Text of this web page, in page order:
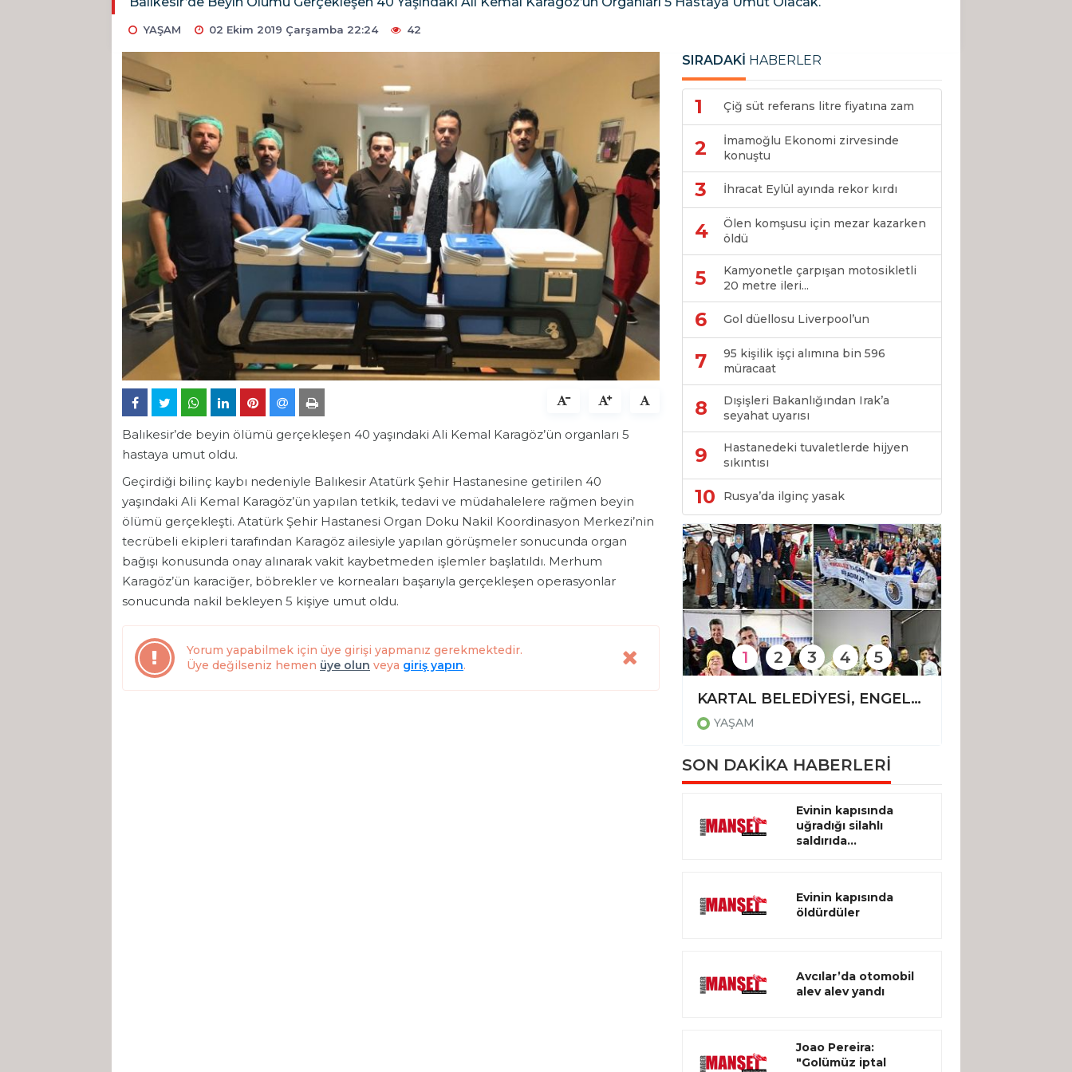
YAŞAM 02 Ekim 2019 Çarşamba 22:24 42
Balıkesir’de beyin ölümü gerçekleşen 40 yaşındaki Ali Kemal Karagöz’ün organları 5
hastaya umut oldu.
Geçirdiği bilinç kaybı nedeniyle Balıkesir Atatürk Şehir Hastanesine getirilen 40
yaşındaki Ali Kemal Karagöz’ün yapılan tetkik, tedavi ve müdahalelere rağmen beyin
ölümü gerçekleşti. Atatürk Şehir Hastanesi Organ Doku Nakil Koordinasyon Merkezi’nin
tecrübeli ekipleri tarafından Karagöz ailesiyle yapılan görüşmeler sonucunda organ
bağışı konusunda onay alınarak vakit kaybetmeden işlemler başlatıldı. Merhum
Karagöz’ün karaciğer, böbrekler ve korneaları başarıyla gerçekleşen operasyonlar
sonucunda nakil bekleyen 5 kişiye umut oldu.
Yorum yapabilmek için üye girişi yapmanız gerekmektedir.
Üye değilseniz hemen üye olun veya giriş yapın.
SIRADAKİ HABERLER
1 Çiğ süt referans litre fiyatına zam
2
İmamoğlu Ekonomi zirvesinde
konuştu
3 İhracat Eylül ayında rekor kırdı
4
Ölen komşusu için mezar kazarken
öldü
5
Kamyonetle çarpışan motosikletli
20 metre ileri...
6 Gol düellosu Liverpool’un
7
95 kişilik işçi alımına bin 596
müracaat
8
Dışişleri Bakanlığından Irak’a
seyahat uyarısı
9
Hastanedeki tuvaletlerde hijyen
sıkıntısı
10 Rusya’da ilginç yasak
KARTAL BELEDİYESİ, ENGELSİZ YAŞAM FESTİVALİ’NE EV SAHİPLİĞİ YAPTI
YAŞAM
1 2 3 4 5
SON DAKİKA HABERLERİ
Evinin kapısında
uğradığı silahlı
saldırıda...
Evinin kapısında
öldürdüler
Avcılar’da otomobil
alev alev yandı
Joao Pereira:
"Golümüz iptal